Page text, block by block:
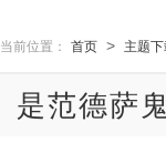
当前位置： 首页 > 主题
是范德萨